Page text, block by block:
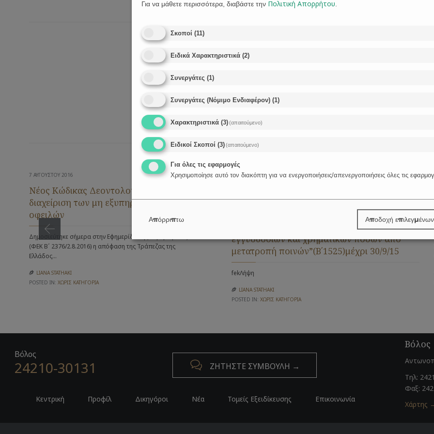
7 ΑΥΓΟΎΣΤΟΥ 2016
Νέος Κώδικας Δεοντολογίας για τη
διαχείριση των μη εξυπηρετούμενων
οφειλών
Δημοσιεύτηκε σήμερα στην Εφημερίδα της Κυβερνήσεως
(ΦΕΚ Β΄ 2376/2.8.2016) η απόφαση της Τράπεζας της
Ελλάδος…
 LIANA STATHAKI
POSTED IN: ΧΩΡΊΣ ΚΑΤΗΓΟΡΊΑ
4 ΣΕΠΤΕΜΒΡΊΟΥ 2015
2015 υπουργικής απόφασης “Αναστολή
πράξεων αναγκαστικής εκτέλεσης ,
καταβολής δικαστικών παραβολών,
εγγυοδοσιών και χρηματικών ποσών από
μετατροπή ποινών”(Β΄1525)μέχρι 30/9/15
fekΛήψη
 LIANA STATHAKI
POSTED IN: ΧΩΡΊΣ ΚΑΤΗΓΟΡΊΑ
Βόλος
24210-30131  ΖΗΤΗΣΤΕ ΣΥΜΒΟΥΛΗ →
Κεντρική Προφίλ Δικηγόροι Νέα Τομείς Eξειδίκευσης Επικοινωνία
Βόλος
Τηλ:
Φαξ:
Χάρτης
Για να μάθετε περισσότερα, διαβάστε την Πολιτική Απορρήτου
Σκοποί (11)
Ειδικά Χαρακτηριστικά (2)
Συνεργάτες (1)
Συνεργάτες (Νόμιμο Ενδιαφέρον) (1)
Χαρακτηριστικά (3)(απαιτούμενο)
Ειδικοί Σκοποί (3)(απαιτούμενο)
Για όλες τις εφαρμογές
Χρησιμοποίησε αυτό τον διακόπτη για να ενεργοποιήσεις/απενεργοποιήσεις όλες τις
Απόρριπτω Αποδοχή επιλεγμένων